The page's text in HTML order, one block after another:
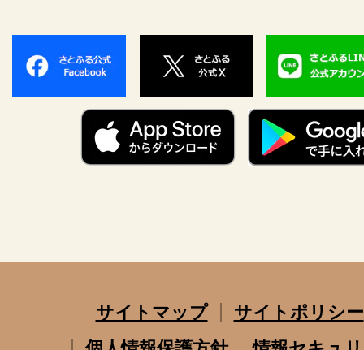
サイトマップ
サイトポリシー